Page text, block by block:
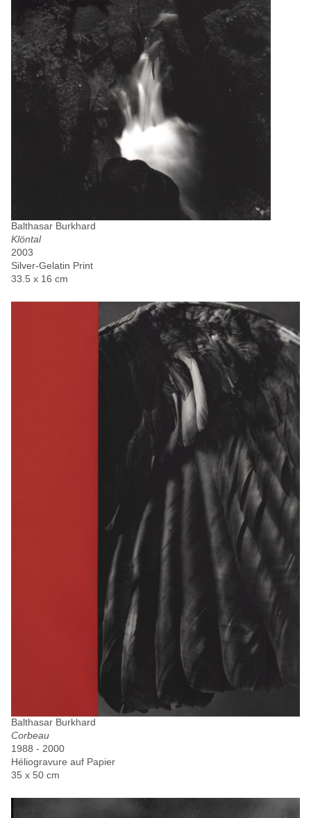
Balthasar Burkhard
Klöntal
2003
Silver-Gelatin Print
33.5 x 16 cm
Balthasar Burkhard
Corbeau
1988 - 2000
Héliogravure auf Papier
35 x 50 cm